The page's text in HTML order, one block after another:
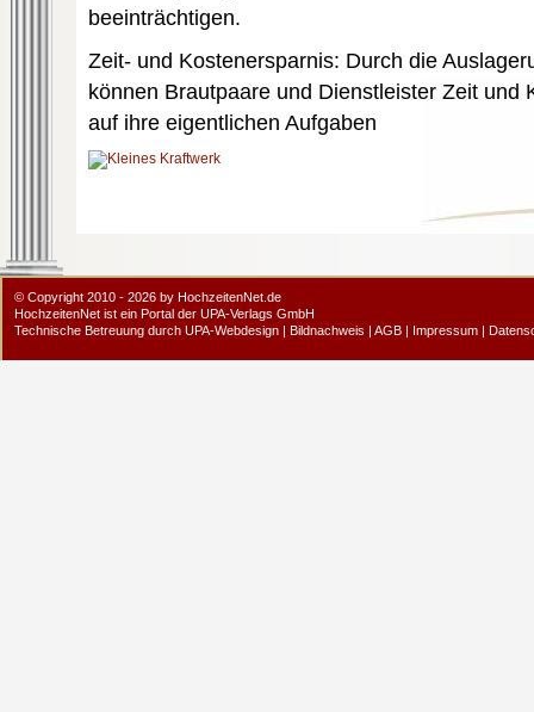
beeinträchtigen.
Zeit- und Kostenersparnis: Durch die
können Brautpaare und Dienstleister Zeit und
auf ihre eigentlichen Aufgaben
© Copyright 2010 - 2026 by HochzeitenNet.de
HochzeitenNet ist ein Portal der UPA-Verlags GmbH
Technische Betreuung durch UPA-Webdesign | Bildnachweis | AGB | Impressum |